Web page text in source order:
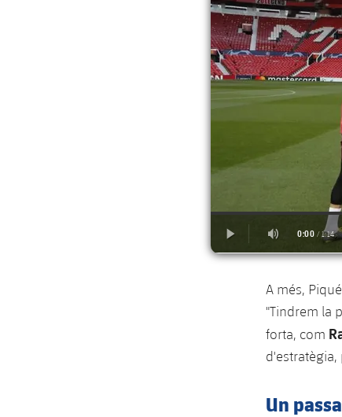
A més,
"Tindrem la
forta, com
Un